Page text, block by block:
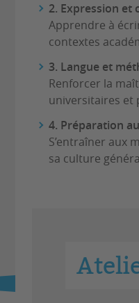
2. Expression et
Apprendre à
contextes
3. Langue et
Renforcer la
universitaires et
4. Préparation
S’entraîner aux
sa culture